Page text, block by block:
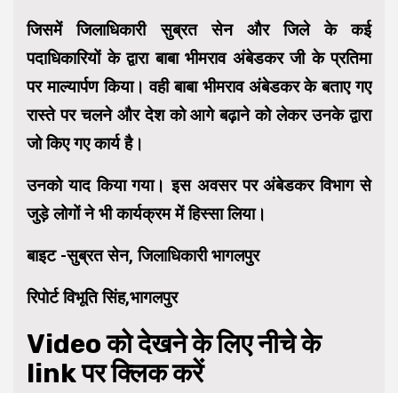
जिसमें जिलाधिकारी सुब्रत सेन और जिले के कई
पदाधिकारियों के द्वारा बाबा भीमराव अंबेडकर जी के प्रतिमा
पर माल्यार्पण किया। वही बाबा भीमराव अंबेडकर के बताए गए
रास्ते पर चलने और देश को आगे बढ़ाने को लेकर उनके द्वारा
जो किए गए कार्य है।
उनको याद किया गया। इस अवसर पर अंबेडकर विभाग से
जुड़े लोगों ने भी कार्यक्रम में हिस्सा लिया।
बाइट -सुब्रत सेन, जिलाधिकारी भागलपुर
रिपोर्ट विभूति सिंह,भागलपुर
Video को देखने के लिए नीचे के
link पर क्लिक करें